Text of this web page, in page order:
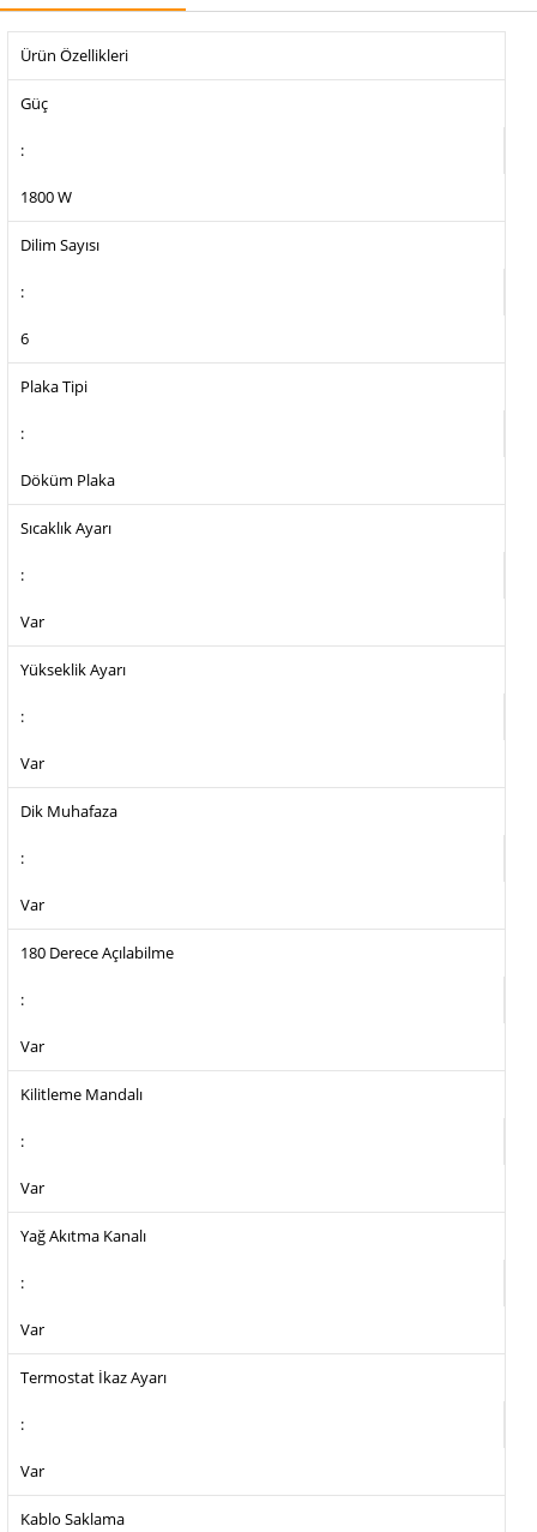
Ürün Özellikleri
Güç
:
1800 W
Dilim Sayısı
:
6
Plaka Tipi
:
Döküm Plaka
Sıcaklık Ayarı
:
Var
Yükseklik Ayarı
:
Var
Dik Muhafaza
:
Var
180 Derece Açılabilme
:
Var
Kilitleme Mandalı
:
Var
Yağ Akıtma Kanalı
:
Var
Termostat İkaz Ayarı
:
Var
Kablo Saklama